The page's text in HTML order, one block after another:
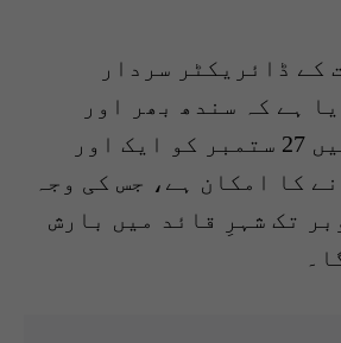
کے ڈائریکٹر سردار
ہے کہ سندھ بھر اور
خصوصاً کراچی میں 27 ستمبر کو ایک اور
کا امکان ہے، جس کی وجہ
2 اکتوبر تک شہرِ قائد میں بارش